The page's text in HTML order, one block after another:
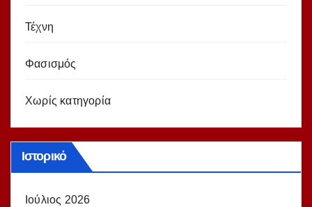
Τέχνη
Φασισμός
Χωρίς κατηγορία
Ιστορικό
Ιούλιος 2026